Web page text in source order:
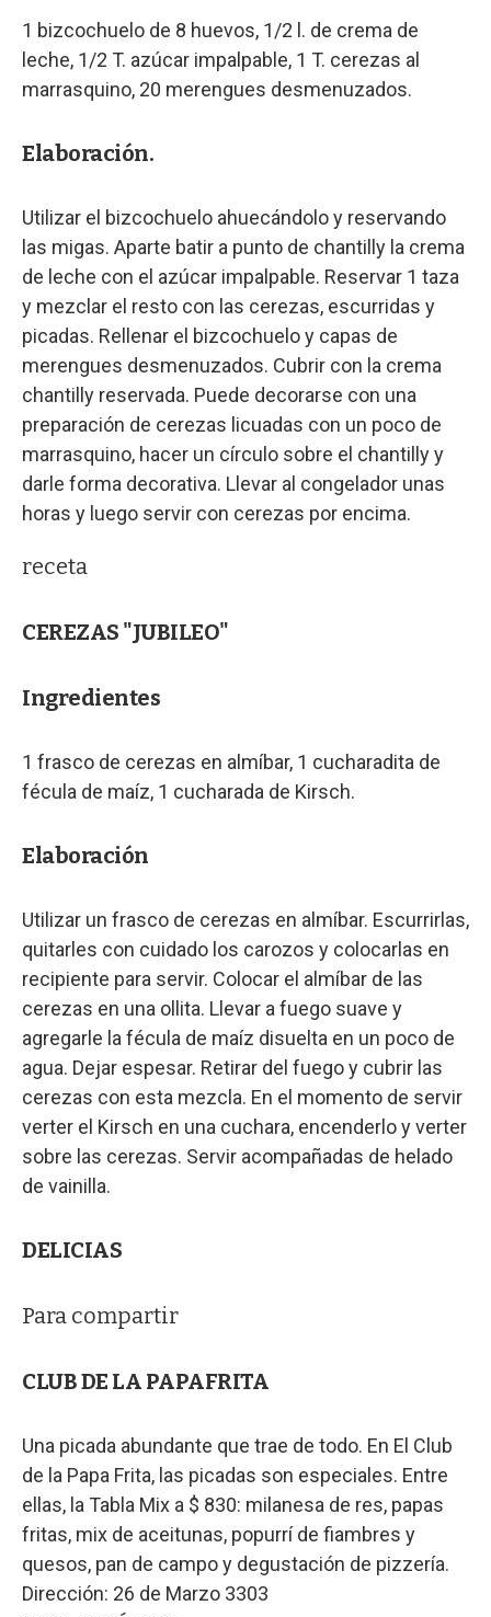
1 bizcochuelo de 8 huevos, 1/2 l. de crema de
leche, 1/2 T. azúcar impalpable, 1 T. cerezas al
marrasquino, 20 merengues desmenuzados.
Elaboración.
Utilizar el bizcochuelo ahuecándolo y reservando
las migas. Aparte batir a punto de chantilly la crema
de leche con el azúcar impalpable. Reservar 1 taza
y mezclar el resto con las cerezas, escurridas y
picadas. Rellenar el bizcochuelo y capas de
merengues desmenuzados. Cubrir con la crema
chantilly reservada. Puede decorarse con una
preparación de cerezas licuadas con un poco de
marrasquino, hacer un círculo sobre el chantilly y
darle forma decorativa. Llevar al congelador unas
horas y luego servir con cerezas por encima.
receta
CEREZAS "JUBILEO"
Ingredientes
1 frasco de cerezas en almíbar, 1 cucharadita de
fécula de maíz, 1 cucharada de Kirsch.
Elaboración
Utilizar un frasco de cerezas en almíbar. Escurrirlas,
quitarles con cuidado los carozos y colocarlas en
recipiente para servir. Colocar el almíbar de las
cerezas en una ollita. Llevar a fuego suave y
agregarle la fécula de maíz disuelta en un poco de
agua. Dejar espesar. Retirar del fuego y cubrir las
cerezas con esta mezcla. En el momento de servir
verter el Kirsch en una cuchara, encenderlo y verter
sobre las cerezas. Servir acompañadas de helado
de vainilla.
DELICIAS
Para compartir
CLUB DE LA PAPAFRITA
Una picada abundante que trae de todo. En El Club
de la Papa Frita, las picadas son especiales. Entre
ellas, la Tabla Mix a $ 830: milanesa de res, papas
fritas, mix de aceitunas, popurrí de fiambres y
quesos, pan de campo y degustación de pizzería.
Dirección: 26 de Marzo 3303